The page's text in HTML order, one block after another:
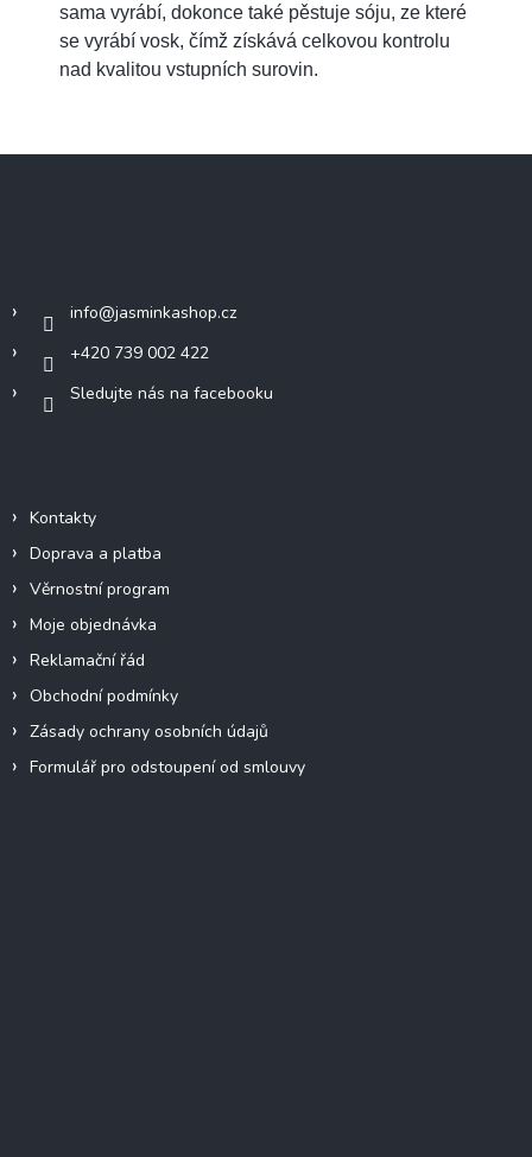
sama vyrábí, dokonce také pěstuje sóju, ze které
se vyrábí vosk, čímž získává celkovou kontrolu
nad kvalitou vstupních surovin.
info@jasminkashop.cz
+420 739 002 422
Sledujte nás na facebooku
Kontakty
Doprava a platba
Věrnostní program
Moje objednávka
Reklamační řád
Obchodní podmínky
Zásady ochrany osobních údajů
Formulář pro odstoupení od smlouvy